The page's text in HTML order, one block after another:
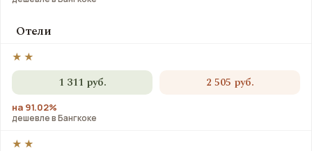
Отели
★★
1 311 руб. 2 505 руб.
на 91.02%
дешевле в Бангкоке
★★